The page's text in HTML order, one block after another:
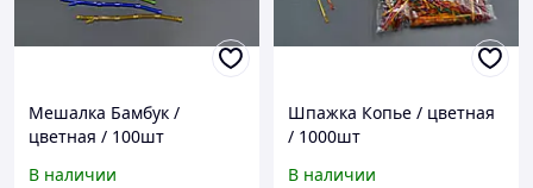
Мешалка Бамбук /
цветная / 100шт
В наличии
Шпажка Копье / цветная
/ 1000шт
В наличии